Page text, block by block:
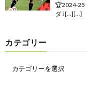
🏆2024-25
ダ ɫ […][…]
カテゴリー